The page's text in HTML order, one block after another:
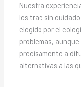
Nuestra
les trae sin
elegido por el
problemas,
precisamente a
alternativas a las